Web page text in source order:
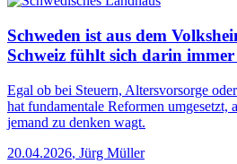
Schweden ist aus dem
Schweiz fühlt sich darin
Egal ob bei Steuern, Altersvorsorge
hat fundamentale Reformen umgesetzt,
jemand zu denken wagt.
20.04.2026, Jürg Müller